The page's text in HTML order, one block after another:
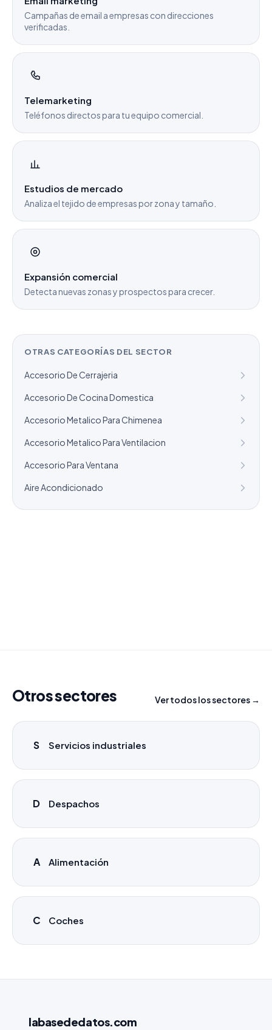
Campañas de email a empresas con direcciones
verificadas.
Telemarketing
Teléfonos directos para tu equipo comercial.
Estudios de mercado
Analiza el tejido de empresas por zona y tamaño.
Expansión comercial
Detecta nuevas zonas y prospectos para crecer.
OTRAS CATEGORÍAS DEL SECTOR
Accesorio De Cerrajeria
Accesorio De Cocina Domestica
Accesorio Metalico Para Chimenea
Accesorio Metalico Para Ventilacion
Accesorio Para Ventana
Aire Acondicionado
Otros sectores Ver todos los sectores →
S Servicios industriales
D Despachos
A Alimentación
C Coches
labasededatos.com